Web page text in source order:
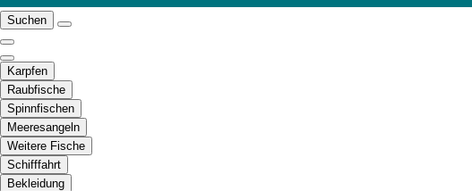
Suchen
Karpfen
Raubfische
Spinnfischen
Meeresangeln
Weitere Fische
Schifffahrt
Bekleidung